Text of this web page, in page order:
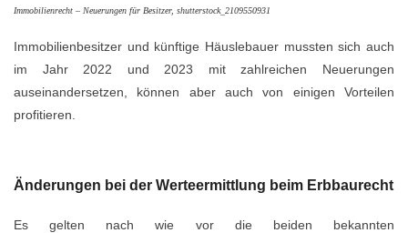
Immobilienrecht – Neuerungen für Besitzer, shutterstock_2109550931
Immobilienbesitzer und künftige Häuslebauer mussten sich auch
im Jahr 2022 und 2023 mit zahlreichen Neuerungen
auseinandersetzen, können aber auch von einigen Vorteilen
profitieren.
Änderungen bei der Werteermittlung beim Erbbaurecht
Es gelten nach wie vor die beiden bekannten